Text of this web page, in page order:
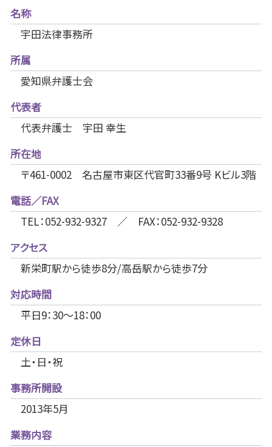
名称
宇田法律事務所
所属
愛知県弁護士会
代表者
代表弁護士 宇田 幸生
所在地
〒461-0002 名古屋市東区代官町33番9号 Kビル3階
電話／FAX
TEL：052-932-9327 ／ FAX：052-932-9328
アクセス
新栄町駅から徒歩8分/高岳駅から徒歩7分
対応時間
平日9：30～18：00
定休日
土・日・祝
事務所開設
2013年5月
業務内容